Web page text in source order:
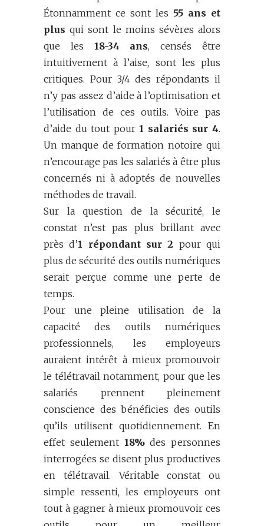
Étonnamment ce sont les 55 ans et
plus qui sont le moins sévères alors
que les 18-34 ans, censés être
intuitivement à l’aise, sont les plus
critiques. Pour 3/4 des répondants il
n’y pas assez d’aide à l’optimisation et
l’utilisation de ces outils. Voire pas
d’aide du tout pour1 salariés sur 4.
Un manque de formation notoire qui
n’encourage pas les salariés à être plus
concernés ni à adoptés de nouvelles
méthodes de travail.
Sur la question de la sécurité, le
constat n’est pas plus brillant avec
près d’1 répondant sur 2 pour qui
plus de sécurité des outils numériques
serait perçue comme une perte de
temps.
Pour une pleine utilisation de la
capacité des outils numériques
professionnels, les employeurs
auraient intérêt à mieux promouvoir
le télétravail notamment, pour que les
salariés prennent pleinement
conscience des bénéficies des outils
qu’ils utilisent quotidiennement. En
effet seulement 18%des personnes
interrogées se disent plus productives
en télétravail. Véritable constat ou
simple ressenti, les employeurs ont
tout à gagner à mieux promouvoir ces